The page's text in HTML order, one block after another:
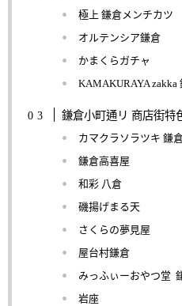
極上 鎌倉メンチカツ
オルテンシア鎌倉
かまくらガチャ
KAMAKURAYA zakka
鎌倉小町通リ 商店街特
カマクラソラツキ 鎌
鎌倉高喜屋
和彩 八倉
磯揚げまる天
さくらの夢見屋
屋台村鎌倉
みっふぃーおやつ堂
岩座